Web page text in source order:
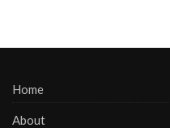
Home
About